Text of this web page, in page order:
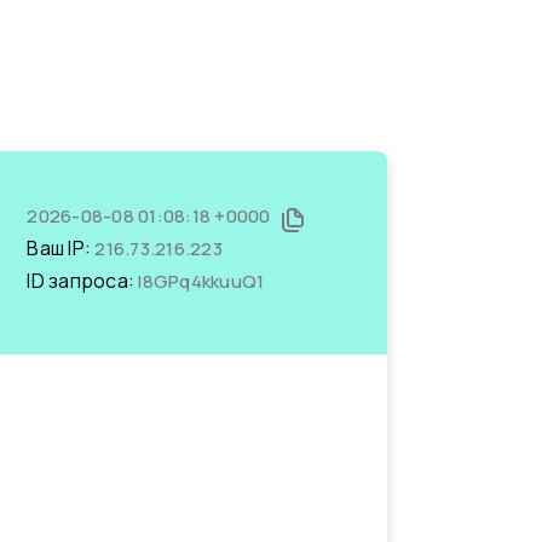
2026-08-08 01:08:18 +0000
Ваш IP:216.73.216.223
ID запроса:I8GPq4kkuuQ1